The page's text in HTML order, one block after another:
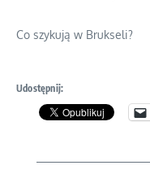
Co szykują w Brukseli?
Udostępnij: